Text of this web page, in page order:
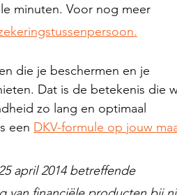
minuten. Voor nog meer
die je beschermen en je
Dat is de betekenis die
zo lang en optimaal
een DKV-formule op jouw
april 2014 betreffende